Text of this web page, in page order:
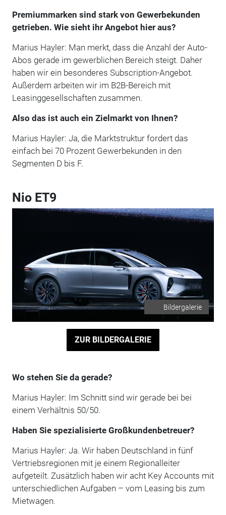
Premiummarken sind stark von Gewerbekunden
getrieben. Wie sieht ihr Angebot hier aus?
Marius Hayler: Man merkt, dass die Anzahl der Auto-
Abos gerade im gewerblichen Bereich steigt. Daher
haben wir ein besonderes Subscription-Angebot.
Außerdem arbeiten wir im B2B-Bereich mit
Leasinggesellschaften zusammen.
Also das ist auch ein Zielmarkt von Ihnen?
Marius Hayler: Ja, die Marktstruktur fordert das
einfach bei 70 Prozent Gewerbekunden in den
Segmenten D bis F.
Nio ET9
Bildergalerie
ZUR BILDERGALERIE
Wo stehen Sie da gerade?
Marius Hayler: Im Schnitt sind wir gerade bei bei
einem Verhältnis 50/50.
Haben Sie spezialisierte Großkundenbetreuer?
Marius Hayler: Ja. Wir haben Deutschland in fünf
Vertriebsregionen mit je einem Regionalleiter
aufgeteilt. Zusätzlich haben wir acht Key Accounts mit
unterschiedlichen Aufgaben – vom Leasing bis zum
Mietwagen.